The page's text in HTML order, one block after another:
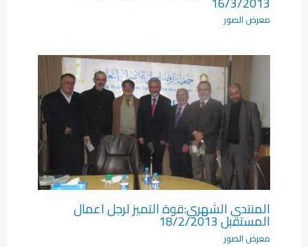
معرض الصور
المنتدى الشهري:قوة التميز لرجل اعمال
المستقبل 18/2/2013
معرض الصور